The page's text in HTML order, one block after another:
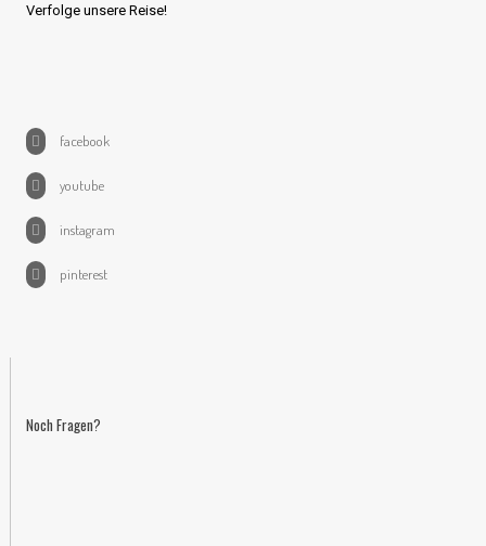
Verfolge unsere Reise!
facebook
youtube
instagram
pinterest
Noch Fragen?